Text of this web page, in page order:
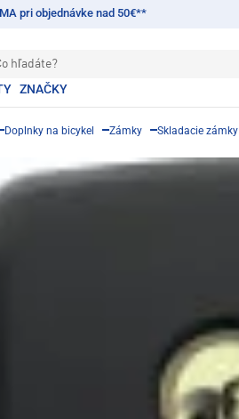
pri objednávke nad 50€**
hľadáte?
ZNAČKY
Doplnky na bicykel Zámky Skladacie zámky